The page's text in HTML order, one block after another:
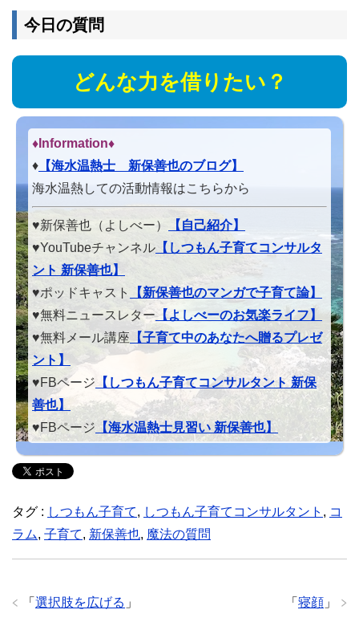
今日の質問
どんな力を借りたい？
♦Information♦︎
♦ 【海水温熱士 新保善也のブログ】
海水温熱しての活動情報はこちらから
♥新保善也（よしべー）
【自己紹介】
♥YouTubeチャンネル 【しつもん子育てコンサルタ
ント 新保善也】
♥ポッドキャスト
【新保善也のマンガで子育て論】
♥無料ニュースレター【よしべーのお気楽ライフ】
♥無料メール講座 【子育て中のあなたへ贈るプレゼ
ント】
♥FBページ 【しつもん子育てコンサルタント 新保
善也】
♥FBページ 【海水温熱士見習い 新保善也】
タグ : しつもん子育て, しつもん子育てコンサルタント , コ
ラム, 子育て, 新保善也, 魔法の質問
「 寝顔 」
「 選択肢を広げる 」